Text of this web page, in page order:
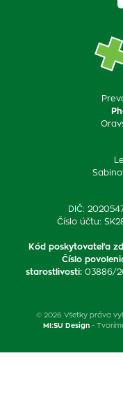
DIČ:
Číslo účtu:
Kód poskytovateľa
Číslo
starostlivosti: 03886/
© 2026 Všetky práva
MI:SU Design-